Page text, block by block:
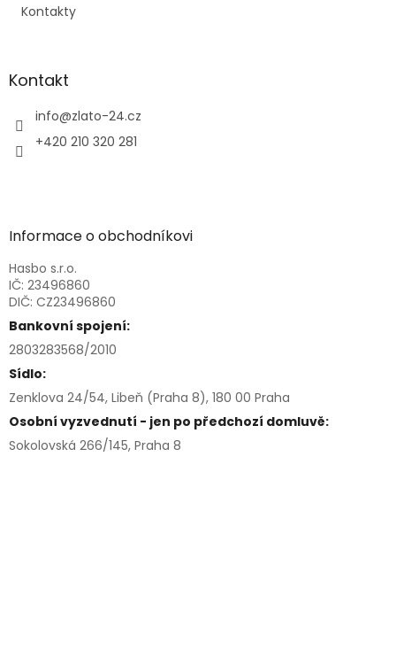
Kontakty
Kontakt
info@zlato-24.cz
+420 210 320 281
Informace o obchodníkovi
Hasbo s.r.o.
IČ: 23496860
DIČ: CZ23496860
Bankovní spojení:
2803283568/2010
Sídlo:
Zenklova 24/54, Libeň (Praha 8), 180 00 Praha
Osobní vyzvednutí - jen po předchozí domluvě:
Sokolovská 266/145, Praha 8